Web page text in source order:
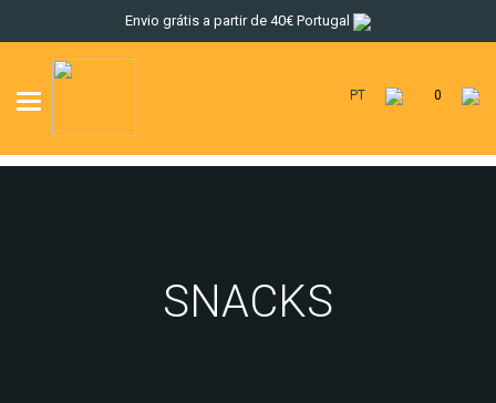
Envio grátis a partir de 40€ Portugal
Toggle
PT 0
SNACKS